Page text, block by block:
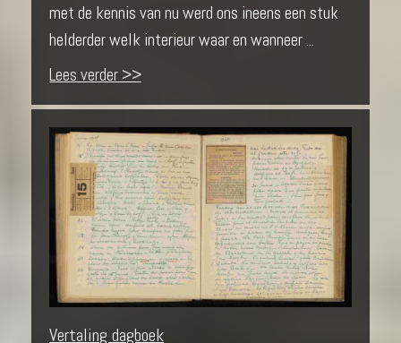
met de kennis van nu werd ons ineens een stuk
helderder welk interieur waar en wanneer ...
Lees verder >>
Vertaling dagboek